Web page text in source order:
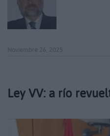
Noviembre 26, 2025
Ley VV: a río